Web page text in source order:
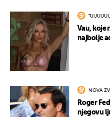
Vau, koje
najbolje
NOVA
Roger
njegovu